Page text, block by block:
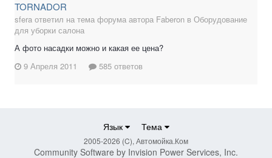
TORNADOR
sfera ответил на тема форума автора Faberon в Оборудование
для уборки салона
А фото насадки можно и какая ее цена?
9 Апреля 2011
585 ответов
Язык Тема
2005-2026 (C), Автомойка.Ком
Community Software by Invision Power Services, Inc.